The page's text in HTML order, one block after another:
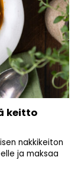
keitto
nakkikeiton
ja maksaa